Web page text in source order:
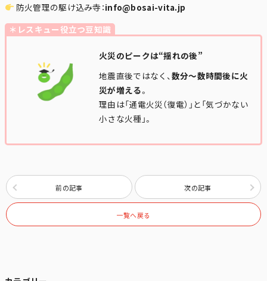
防火管理の駆け込み寺：info@bosai-vita.jp
＊レスキュー役立つ豆知識
火災のピークは“揺れの後”
地震直後ではなく、 数分〜数時間後に火
災が増える。
理由は「通電火災（復電）」と「気づかない
小さな火種」。
前の記事 次の記事
一覧へ戻る